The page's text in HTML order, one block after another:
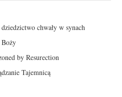
chwały w synach
by Resurection
Tajemnicą